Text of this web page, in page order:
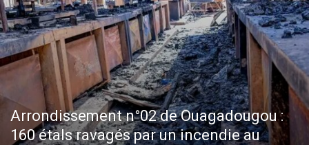
Arrondissement n°02 de Ouagadougou :
160 étals ravagés par un incendie au